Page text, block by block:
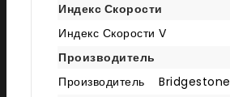
Индекс Скорости
Индекс Скорости V
Производитель
Производитель
Bridgestone